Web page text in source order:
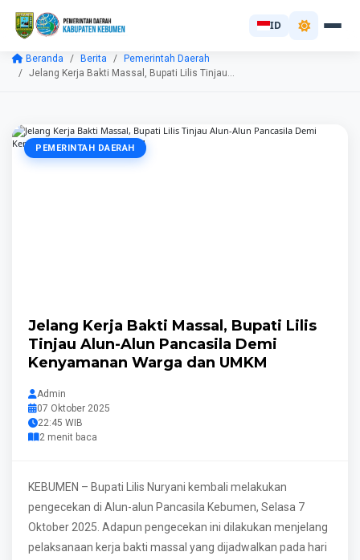
ID
Beranda Berita
Pemerintah Daerah
Jelang Kerja Bakti Massal, Bupati Lilis Tinjau...
PEMERINTAH DAERAH
Jelang Kerja Bakti Massal, Bupati Lilis
Tinjau Alun-Alun Pancasila Demi
Kenyamanan Warga dan UMKM
Admin
07 Oktober 2025
22:45 WIB
2 menit baca
KEBUMEN – Bupati Lilis Nuryani kembali melakukan
pengecekan di Alun-alun Pancasila Kebumen, Selasa 7
Oktober 2025. Adapun pengecekan ini dilakukan menjelang
pelaksanaan kerja bakti massal yang dijadwalkan pada hari